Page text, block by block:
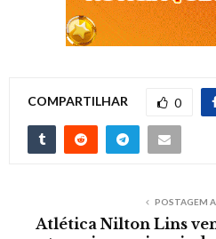
COMPARTILHAR 0
POSTAGEM
Atlética Nilton Lins